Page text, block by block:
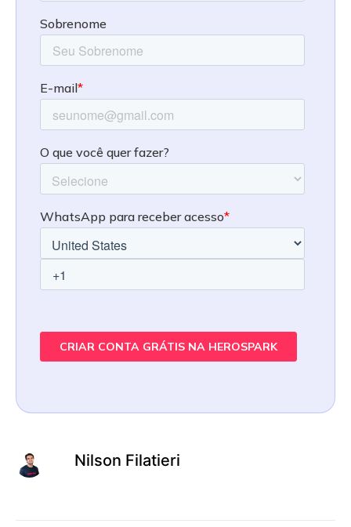
Nilson Filatieri